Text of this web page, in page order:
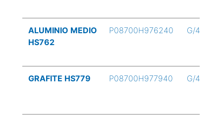
ALUMINIO MEDIO
HS762
P08700H976240 G/4
GRAFITE HS779 P08700H977940 G/4